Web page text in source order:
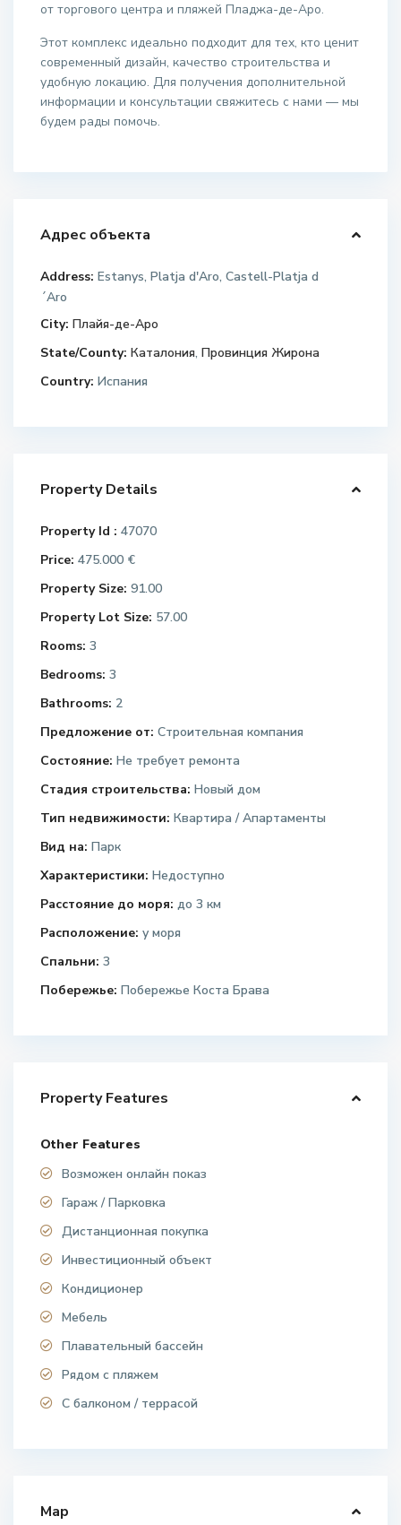
от торгового центра и пляжей Пладжа-де-Аро.
Этот комплекс идеально подходит для тех, кто ценит
современный дизайн, качество строительства и
удобную локацию. Для получения дополнительной
информации и консультации свяжитесь с нами — мы
будем рады помочь.
Адрес объекта
Address: Estanys, Platja d'Aro, Castell-Platja d
´Aro
City: Плайя-де-Аро
State/County: Каталония,Провинция Жирона
Country: Испания
Property Details
Property Id : 47070
Price: 475.000 €
Property Size: 91.00
Property Lot Size: 57.00
Rooms: 3
Bedrooms: 3
Bathrooms: 2
Предложение от: Строительная компания
Состояние: Не требует ремонта
Стадия строительства: Новый дом
Тип недвижимости: Квартира / Апартаменты
Вид на: Парк
Характеристики: Недоступно
Расстояние до моря: до 3 км
Расположение: у моря
Спальни: 3
Побережье: Побережье Коста Брава
Property Features
Other Features
Возможен онлайн показ
Гараж / Парковка
Дистанционная покупка
Инвестиционный объект
Кондиционер
Мебель
Плавательный бассейн
Рядом с пляжем
С балконом / террасой
Map